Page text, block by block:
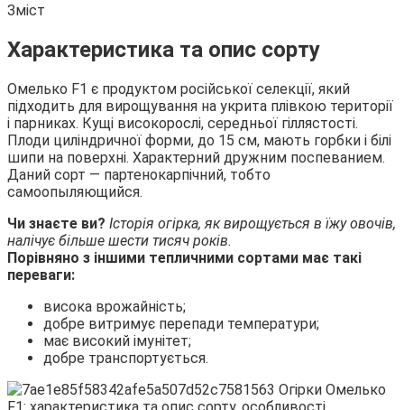
Зміст
Характеристика та опис сорту
Омелько F1 є продуктом російської селекції, який
підходить для вирощування на укрита плівкою території
і парниках. Кущі високорослі, середньої гіллястості.
Плоди циліндричної форми, до 15 см, мають горбки і білі
шипи на поверхні. Характерний дружним поспеванием.
Даний сорт — партенокарпічний, тобто
самоопыляющийся.
Чи знаєте ви? Історія огірка, як вирощується в їжу овочів,
налічує більше шести тисяч років.
Порівняно з іншими тепличними сортами має такі
переваги:
висока врожайність;
добре витримує перепади температури;
має високий імунітет;
добре транспортується.